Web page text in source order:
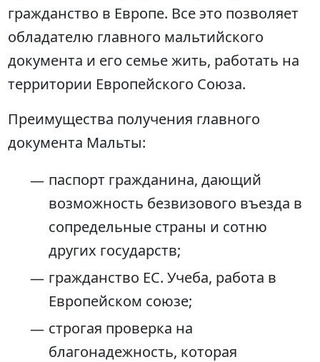
гражданство в Европе. Все это позволяет
обладателю главного мальтийского
документа и его семье жить, работать на
территории Европейского Союза.
Преимущества получения главного
документа Мальты:
паспорт гражданина, дающий
возможность безвизового въезда в
сопредельные страны и сотню
других государств;
гражданство ЕС. Учеба, работа в
Европейском союзе;
строгая проверка на
благонадежность, которая